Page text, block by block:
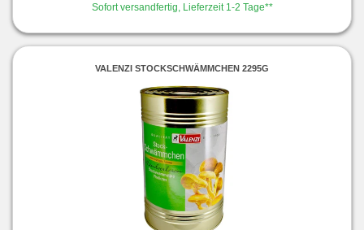
Sofort versandfertig, Lieferzeit 1-2 Tage**
VALENZI STOCKSCHWÄMMCHEN 2295G